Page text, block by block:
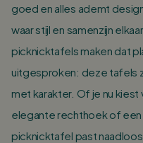
goed en alles ademt
waar stijl en samenzijn
picknicktafels maken dat
uitgesproken: deze tafels
met karakter. Of je nu
elegante rechthoek of een
picknicktafel past naadloos